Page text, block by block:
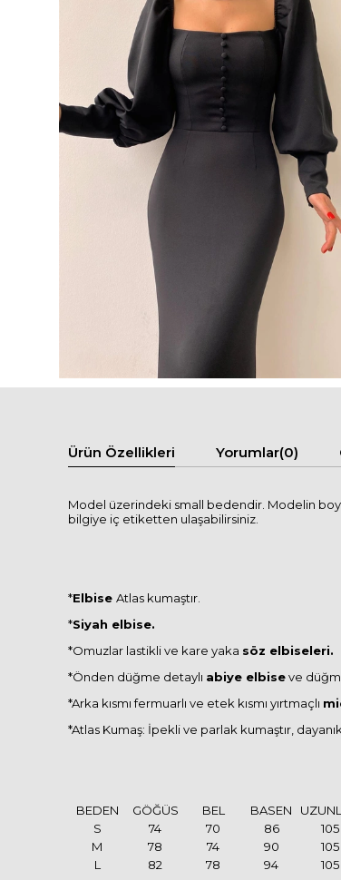
Ürün Özellikleri Yorumlar(0)
Model üzerindeki small bedendir. Modelin
bilgiye iç etiketten ulaşabilirsiniz.
*Elbise Atlas kumaştır.
*Siyah elbise.
*Omuzlar lastikli ve kare yaka söz elbiseleri.
*Önden düğme detaylı abiye elbiseve
*Arka kısmı fermuarlı ve etek kısmı yırtmaçlı
*Atlas Kumaş: İpekli ve parlak kumaştır,
BEDEN GÖĞÜS BEL BASEN
S
74 70 86
105
M
78 74 90
105
L
82 78 94 105